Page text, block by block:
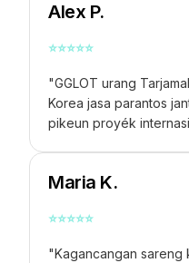
Alex P.
⭐⭐⭐⭐⭐
"GGLOT urang
Koreajasa parantos
pikeun proyék
Maria K.
⭐⭐⭐⭐⭐
"Kagancangan sareng